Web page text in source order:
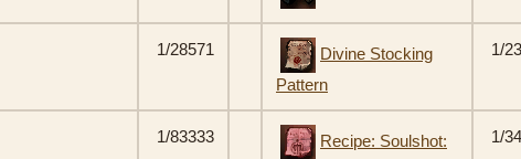
1/28571
Divine Stocking
Pattern
1/23
1/83333
Recipe: Soulshot:
1/